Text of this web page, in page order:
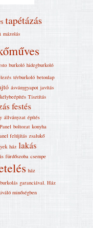
tapétázás
mázolás
burkoló hidegburkoló
térburkoló betonlap
ásványgyapot javítás
Tisztítás
festés
állványzat építés
Panel boltozat konyha
felújítás zsalukő
ház lakás
fürdőszoba csempe
ház
garanciával. Ház
minőségben